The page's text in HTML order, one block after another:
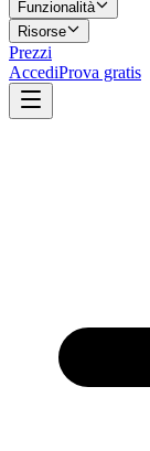
Funzionalità
Risorse
Prezzi
AccediProva gratis